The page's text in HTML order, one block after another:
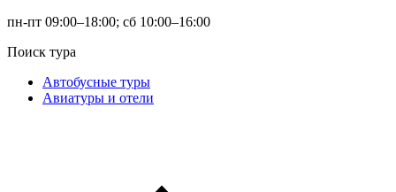
пн-пт 09:00–18:00; сб 10:00–16:00
Поиск тура
Автобусные туры
Авиатуры и отели